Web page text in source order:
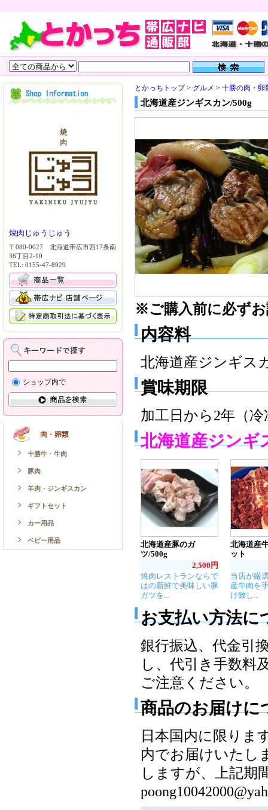
とかっちトップ> グルメ > 十勝の肉・卵
北海道産ジンギスカン/500g
※ご購入前に必ず
内容料
北海道産ジンギス
賞味期限
加工日から2年（冷
北海道産ジンギ
北海道産豚のガ
ツ/500g
2,500円
焼肉レストランならで
はの新鮮で美味しい豚
ガツを...
北海道産
ット
当店が厳
産牛肉を
け致し...
お支払い方法に
銀行振込、代金引
し、代引き手数料
ご注意ください。
商品のお届けに
日本国内に限りま
内でお届けいたし
しますが、上記期
焼肉じゅうじゅう
〒080-0027 北海道帯広市西17条南
36丁目2-10
TEL: 0155-47-8929
ショップ内で
十勝牛・牛肉
豚肉
羊肉・ジンギスカン
ギフトセット
カー用品
ベビー用品